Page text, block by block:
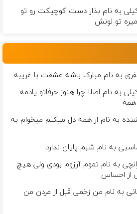
به نام بذار دست كوچیكت رو تو
تو لونش
به نام مبارک باشه عشقت با غریبه
به نام اصلا چرا هنوز حرفاتو یادمه
همه
به نام از همه دل میکنم میخوام به
به نام شبم پایان ندارد
به نام تموم آرزوم بودی ولی هیچ
از احساس
به نام من زخمی قبل از مردن من